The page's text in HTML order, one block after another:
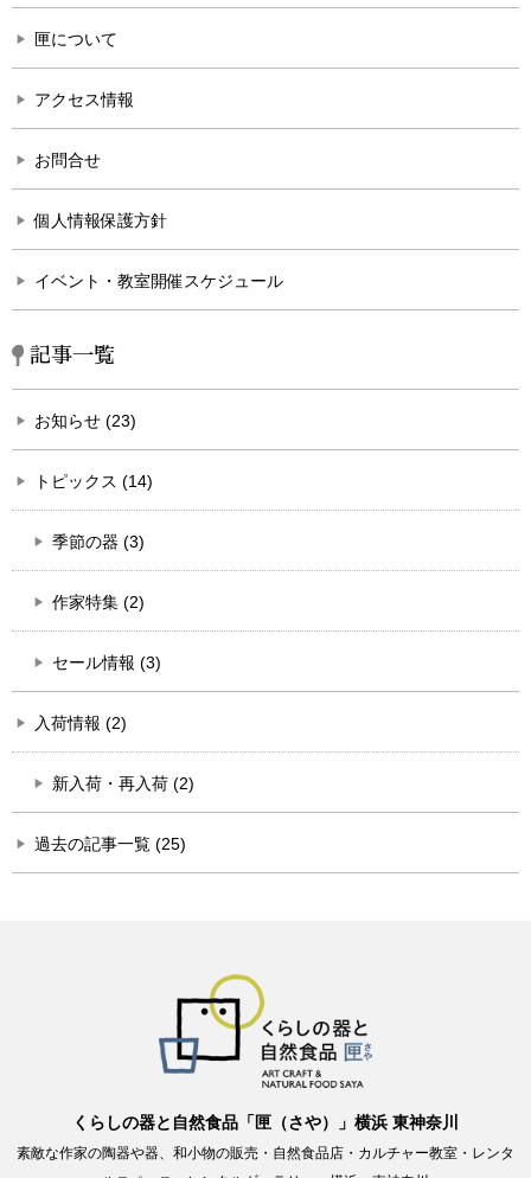
匣について
アクセス情報
お問合せ
個人情報保護方針
イベント・教室開催スケジュール
記事一覧
お知らせ (23)
トピックス (14)
季節の器 (3)
作家特集 (2)
セール情報 (3)
入荷情報 (2)
新入荷・再入荷 (2)
過去の記事一覧 (25)
くらしの器と自然食品「匣（さや）」横浜 東神奈川
素敵な作家の陶器や器、和小物の販売・自然食品店・カルチャー教室・レンタ